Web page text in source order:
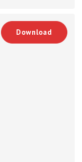
Download